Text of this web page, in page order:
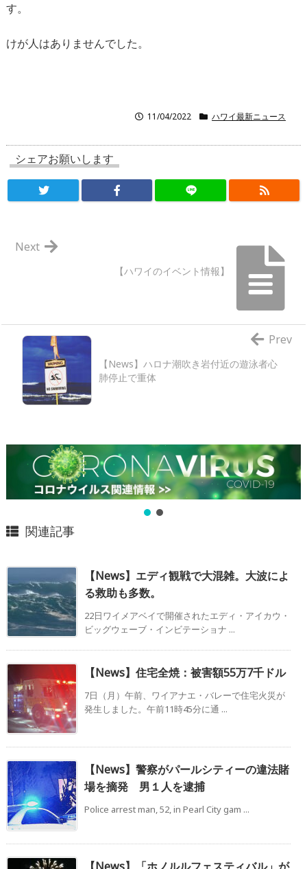
す。
けが人はありませんでした。
11/04/2022 ハワイ最新ニュース
シェアお願いします
【ハワイのイベント情報】
Next
【News】ハロナ潮吹き岩付近の遊泳者心
肺停止で重体
Prev
関連記事
【News】エディ観戦で大混雑。大波によ
る救助も多数。
22日ワイメアベイで開催されたエディ・アイカウ・
ビッグウェーブ・インビテーショナ ...
【News】住宅全焼：被害額55万7千ドル
7日（月）午前、ワイアナエ・バレーで住宅火災が
発生しました。午前11時45分に通 ...
【News】警察がパールシティーの違法賭
場を摘発 男１人を逮捕
Police arrest man, 52, in Pearl City gam ...